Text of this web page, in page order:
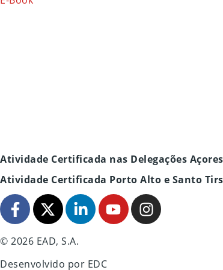
Atividade Certificada nas Delegações
Atividade Certificada Porto Alto e Santo
© 2026 EAD, S.A.
Desenvolvido por EDC